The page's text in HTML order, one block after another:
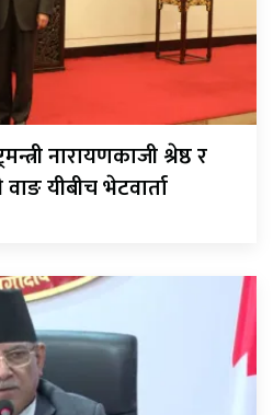
नारायणकाजी श्रेष्ठ र
यीबीच भेटवार्ता